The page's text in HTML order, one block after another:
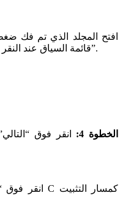
قائمة السياق عند النقر بزر الماوس الأيمن فوق ملف “الإعداد”.
الخطوة 4:
انقر فوق